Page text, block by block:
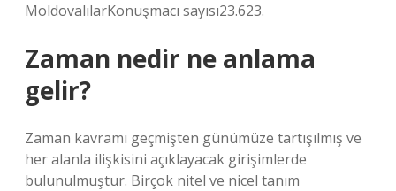
MoldovalılarKonuşmacı sayısı23.623.
Zaman nedir ne anlama
gelir?
Zaman kavramı geçmişten günümüze tartışılmış ve
her alanla ilişkisini açıklayacak girişimlerde
bulunulmuştur. Birçok nitel ve nicel tanım